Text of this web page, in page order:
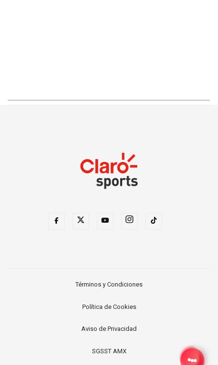
Términos y Condiciones
Política de Cookies
Aviso de Privacidad
SGSST AMX